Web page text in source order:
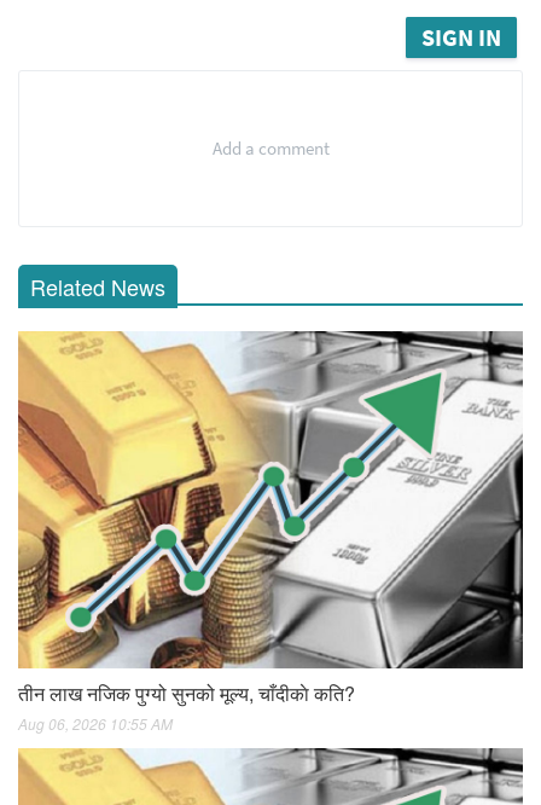
SIGN IN
Add a comment
Related News
तीन लाख नजिक पुग्यो सुनको मूल्य, चाँदीकाे कति?
Aug 06, 2026 10:55 AM